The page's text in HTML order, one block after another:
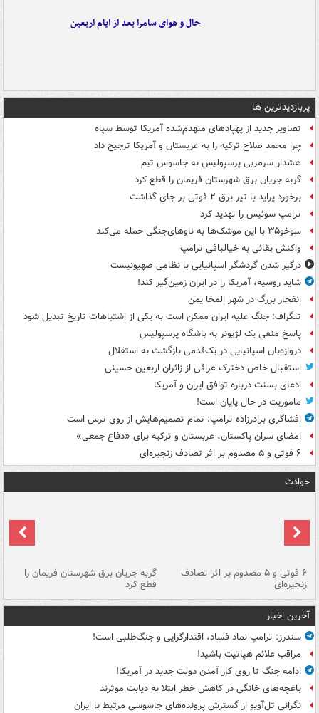
حال و هوای سامرا بعد از ایام اربعین
پربازدیدترین ها
تصاویر جدید از پهپادهای منهدم‌شده آمریکا توسط سپاه
چرا محمد صلاح ترکیه را به عربستان و آمریکا ترجیح داد
هشدار سرمربی پرسپولیس به جاسوس تیم
گربه جریان برق شهرستان فریمان را قطع کرد
برخورد پراید با تیر برق ۲ فوتی بر جای گذاشت
ترامپ سوئیس را تهدید کرد
سوخو۳۵ با این موشک‌ها به ناوهای‌جنگی حمله می‌کند
واکنش بقائی به خیالبافی ترامپ
درگیر شدن گردشگر اسپانیایی با نظامی صهیونیست
شاید روسیه، آمریکا را در ایران زمین‌گیر کند!
انفجار بزرگ در شهر المخا یمن
تلگراف: جنگ علیه ایران ممکن است به یکی از اشتباهات تاریخ تبدیل شود
پاسخ منفی یک لژیونر به باشگاه پرسپولیس
دروازه‌بان اسپانیایی در یک‌قدمی بازگشت به استقلال
استقبال خاص دخترک عراقی از زائران اربعین حسینی
ادعای بسنت درباره توافق ایران و آمریکا
ماموریت در حال پایان است!
افشاگری برادرزاده ترامپ: تمام تصمیم‌هایش از روی ترس است
امضای سران پاکستان، عربستان و ترکیه برای «دفاع جمعی»
۶ فوتی و ۵ مصدوم بر اثر تصادف زنجیره‌ای
حوادث
۶ فوتی و ۵ مصدوم بر اثر تصادف
زنجیره‌ای
گربه جریان برق شهرستان فریمان را
قطع کرد
آخرین اخبار
سندرز: ترامپ نماد فساد، اقتدارگرایی و جنگ‌طلبی است!
مراقب علائم هپاتیت باشید!
ادامه جنگ تا روی کار آمدن دولت جدید در آمریکا!
باغچه‌های خانگی در کاهش خطر ابتلا به دیابت موثرند
نگرانی تل‌آویو از گسترش پرونده‌های جاسوسی مرتبط با ایران